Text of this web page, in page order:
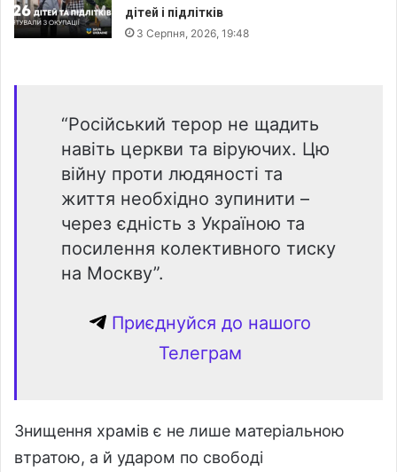
дітей і підлітків
3 Серпня, 2026, 19:48
“Російський терор не щадить
навіть церкви та віруючих. Цю
війну проти людяності та
життя необхідно зупинити –
через єдність з Україною та
посилення колективного тиску
на Москву”.
Приєднуйся до нашого
Телеграм
Знищення храмів є не лише матеріальною
втратою, а й ударом по свободі